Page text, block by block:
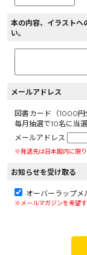
本の内容、イラストへ
い。
メールアドレス
図書カード（1000円
毎月抽選で10名に当選
メールアドレス
※発送先は日本国内に限り
お知らせを受け取る
オーバーラップメ
※メールマガジンを希望す